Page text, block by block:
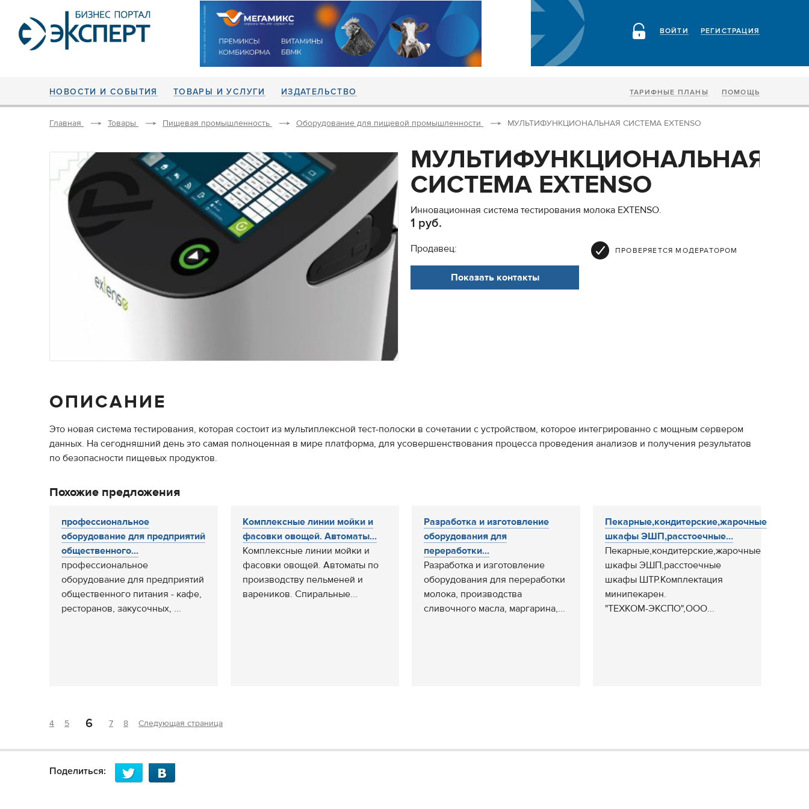
РЕГИСТРАЦИЯ
ВОЙТИ
НОВОСТИ И СОБЫТИЯ ТОВАРЫ И УСЛУГИ ИЗДАТЕЛЬСТВО ТАРИФНЫЕ ПЛАНЫ ПОМОЩЬ
Главная Товары Пищевая промышленность Оборудование для пищевой промышленности МУЛЬТИФУНКЦИОНАЛЬНАЯ СИСТЕМА EXTENSO
МУЛЬТИФУНКЦИОНАЛЬНАЯ
СИСТЕМА EXTENSO
Инновационная система тестирования молока EXTENSO.
1 руб.
Продавец: ПРОВЕРЯЕТСЯ МОДЕРАТОРОМ
Показать контакты
ОПИСАНИЕ
Это новая система тестирования, которая состоит из мультиплексной тест-полоски в сочетании с устройством, которое интегрированно с мощным сервером
данных. На сегодняшний день это самая полноценная в мире платформа, для усовершенствования процесса проведения анализов и получения результатов
по безопасности пищевых продуктов.
Похожие предложения
профессиональное
оборудование для предприятий
общественного...
профессиональное
оборудование для предприятий
общественного питания - кафе,
ресторанов, закусочных, ...
Комплексные линии мойки и
фасовки овощей. Автоматы...
Комплексные линии мойки и
фасовки овощей. Автоматы по
производству пельменей и
вареников. Спиральные...
Разработка и изготовление
оборудования для
переработки...
Разработка и изготовление
оборудования для переработки
молока, производства
сливочного масла, маргарина,...
Пекарные,кондитерские,жарочные
шкафы ЭШП,расстоечные...
Пекарные,кондитерские,жарочные
шкафы ЭШП,расстоечные
шкафы ШТР.Комплектация
минипекарен.
"ТЕХКОМ-ЭКСПО",ООО...
4 5 6 7 8 Следующая страница
Поделиться: